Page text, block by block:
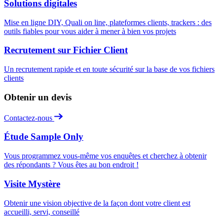
Solutions digitales
Mise en ligne DIY, Quali on line, plateformes clients, trackers : des
outils fiables pour vous aider à mener à bien vos projets
Recrutement sur Fichier Client
Un recrutement rapide et en toute sécurité sur la base de vos fichiers
clients
Obtenir un devis
Contactez-nous
Étude Sample Only
Vous programmez vous-même vos enquêtes et cherchez à obtenir
des répondants ? Vous êtes au bon endroit !
Visite Mystère
Obtenir une vision objective de la façon dont votre client est
accueilli, servi, conseillé